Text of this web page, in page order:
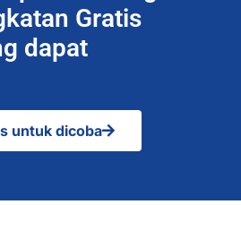
Gratis
dapat
untuk dicoba